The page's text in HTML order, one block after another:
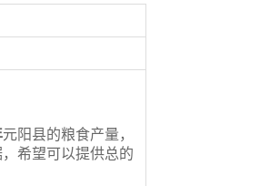
元阳县的粮食产量，
希望可以提供总的